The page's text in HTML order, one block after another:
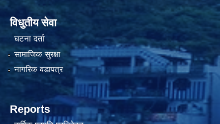
विधुतीय सेवा
घटना दर्ता
सामाजिक सुरक्षा
नागरिक वडापत्र
Reports